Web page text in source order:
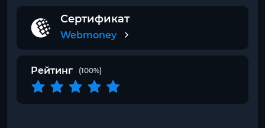
Сертификат
Webmoney
Рейтинг (100%)